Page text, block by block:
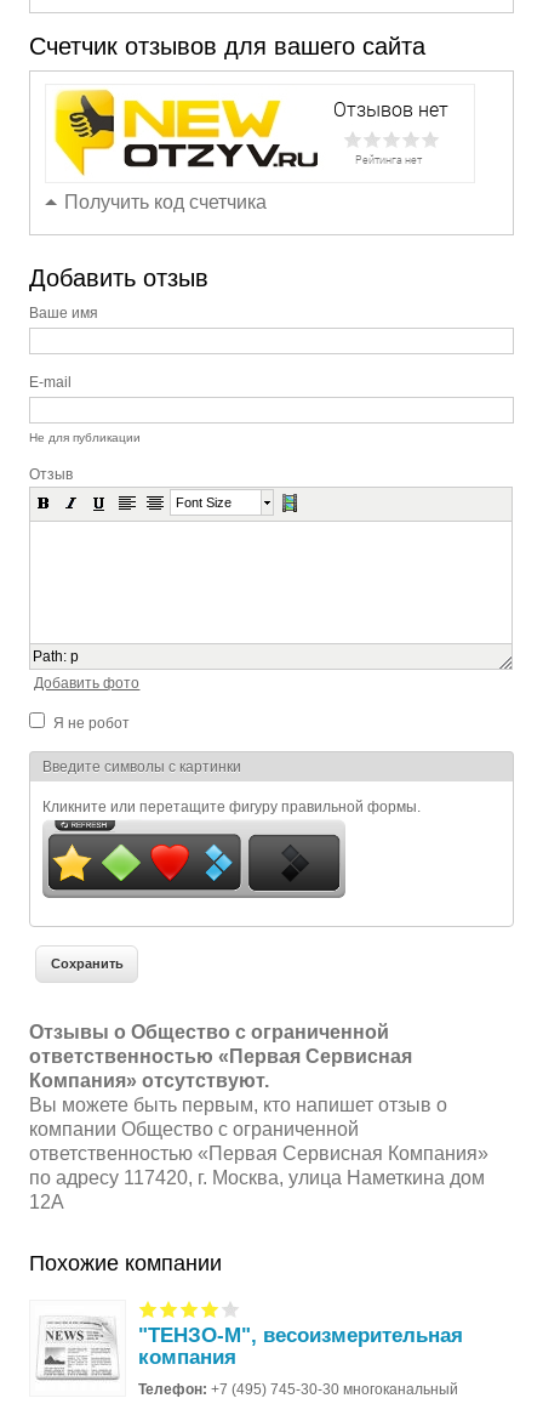
Счетчик отзывов для вашего сайта
Получить код счетчика
Добавить отзыв
Ваше имя
E-mail
Не для публикации
Отзыв
Font Size
Path:p
Добавить фото
Я не робот
Я спамер
Введите символы с картинки
Кликните или перетащите фигуру правильной формы.
Отзывы о Общество с ограниченной
ответственностью «Первая Сервисная
Компания» отсутствуют.
Вы можете быть первым, кто напишет отзыв о
компании Общество с ограниченной
ответственностью «Первая Сервисная Компания»
по адресу 117420, г. Москва, улица Наметкина дом
12А
Похожие компании
"ТЕНЗО-М", весоизмерительная
компания
Телефон:+7 (495) 745-30-30 многоканальный